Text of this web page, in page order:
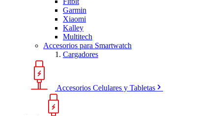
Garmin
Xiaomi
Kalley
Multitech
Accesorios para Smartwatch
Cargadores
Accesorios Celulares y Tabletas